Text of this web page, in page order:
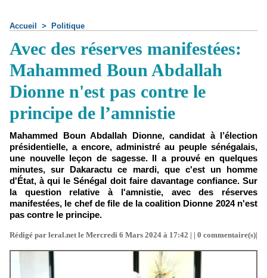
Accueil > Politique
Avec des réserves manifestées:
Mahammed Boun Abdallah
Dionne n'est pas contre le
principe de l’amnistie
Mahammed Boun Abdallah Dionne, candidat à l’élection
présidentielle, a encore, administré au peuple sénégalais,
une nouvelle leçon de sagesse. Il a prouvé en quelques
minutes, sur Dakaractu ce mardi, que c'est un homme
d'État, à qui le Sénégal doit faire davantage confiance. Sur
la question relative à l'amnistie, avec des réserves
manifestées, le chef de file de la coalition Dionne 2024 n'est
pas contre le principe.
Rédigé par leral.net le Mercredi 6 Mars 2024 à 17:42 | | 0 commentaire(s)|